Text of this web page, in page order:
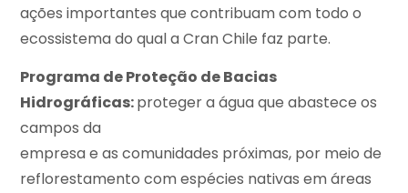
ações importantes que contribuam com todo o
ecossistema do qual a Cran Chile faz parte.
Programa de Proteção de Bacias
Hidrográficas:proteger a água que abastece os
campos da
empresa e as comunidades próximas, por meio de
reflorestamento com espécies nativas em áreas